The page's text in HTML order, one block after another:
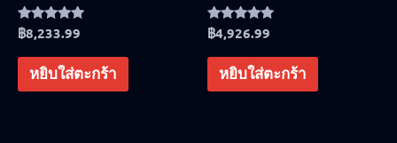
Rated
4.75
out of 5
฿8,233.99
หยิบใส่ตะกร้า
Rated
4.83
out of 5
฿4,926.99
หยิบใส่ตะกร้า